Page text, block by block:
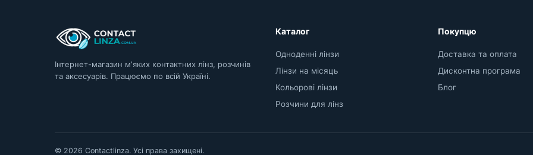
Інтернет-магазин мʼяких контактних лінз, розчинів
та аксесуарів. Працюємо по всій Україні.
Каталог
Одноденні лінзи
Лінзи на місяць
Кольорові лінзи
Розчини для лінз
Покупцю
Доставка та оплата
Дисконтна програма
Блог
© 2026 Contactlinza. Усі права захищені.